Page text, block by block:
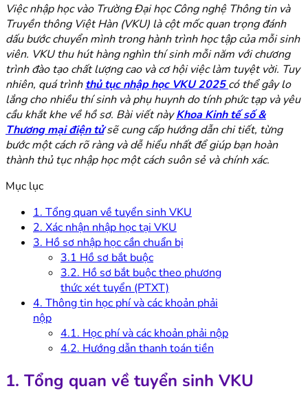
Việc nhập học vào Trường Đại học Công nghệ Thông tin và
Truyền thông Việt Hàn (VKU) là cột mốc quan trọng đánh
dấu bước chuyển mình trong hành trình học tập của mỗi sinh
viên. VKU thu hút hàng nghìn thí sinh mỗi năm với chương
trình đào tạo chất lượng cao và cơ hội việc làm tuyệt vời. Tuy
nhiên, quá trìnhthủ tục nhập học VKU2025có thể gây lo
lắng cho nhiều thí sinh và phụ huynh do tính phức tạp và yêu
cầu khắt khe về hồ sơ. Bài viết nàyKhoa Kinh tế số &
Thương mại điện tửsẽ cung cấp hướng dẫn chi tiết, từng
bước một cách rõ ràng và dễ hiểu nhất để giúp bạn hoàn
thành thủ tục nhập học một cách suôn sẻ và chính xác.
Mục lục
1. Tổng quan về tuyển sinh VKU
2. Xác nhận nhập học tại VKU
3. Hồ sơ nhập học cần chuẩn bị
3.1 Hồ sơ bắt buộc
3.2. Hồ sơ bắt buộc theo phương
thức xét tuyển (PTXT)
4. Thông tin học phí và các khoản phải
nộp
4.1. Học phí và các khoản phải nộp
4.2. Hướng dẫn thanh toán tiền
1. Tổng quan về tuyển sinh VKU